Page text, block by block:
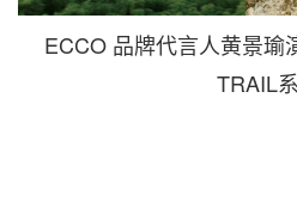
ECCO 品牌代言人黄景瑜
TRAIL